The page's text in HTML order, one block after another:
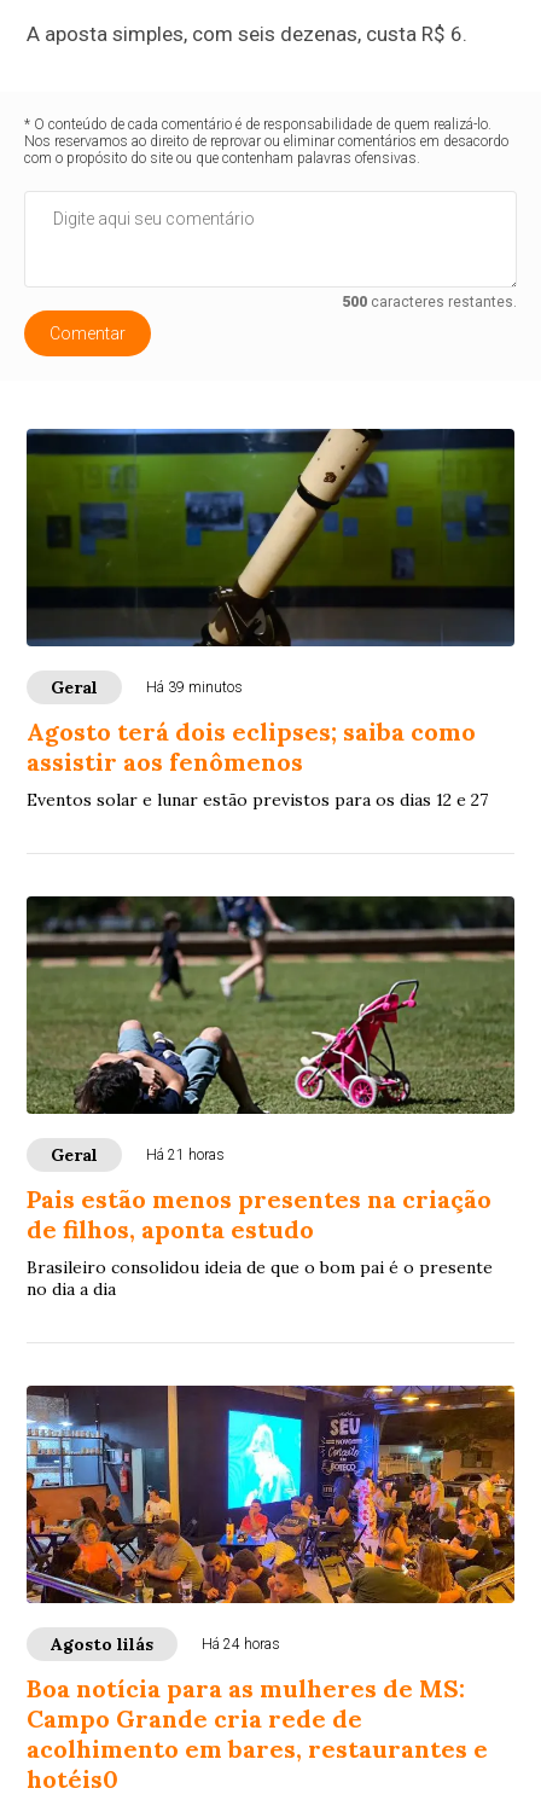
A aposta simples, com seis dezenas, custa R$ 6.
* O conteúdo de cada comentário é de responsabilidade de quem realizá-lo.
Nos reservamos ao direito de reprovar ou eliminar comentários em desacordo
com o propósito do site ou que contenham palavras ofensivas.
500caracteres restantes.
Comentar
Geral Há 39 minutos
Agosto terá dois eclipses; saiba como
assistir aos fenômenos
Eventos solar e lunar estão previstos para os dias 12 e 27
Geral Há 21 horas
Pais estão menos presentes na criação
de filhos, aponta estudo
Brasileiro consolidou ideia de que o bom pai é o presente
no dia a dia
Agosto lilás Há 24 horas
Boa notícia para as mulheres de MS:
Campo Grande cria rede de
acolhimento em bares, restaurantes e
hotéis0